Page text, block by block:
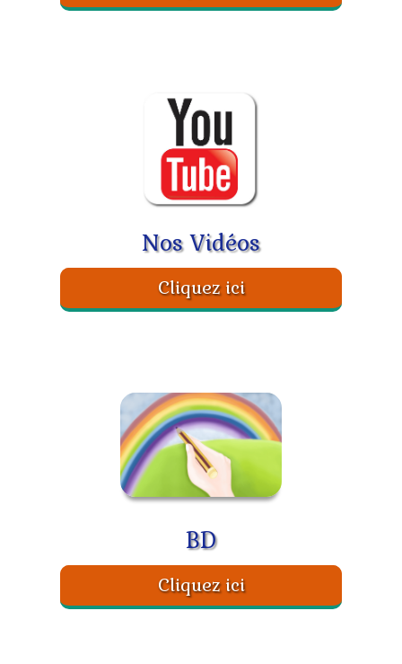
Nos Vidéos
Cliquez ici
BD
Cliquez ici